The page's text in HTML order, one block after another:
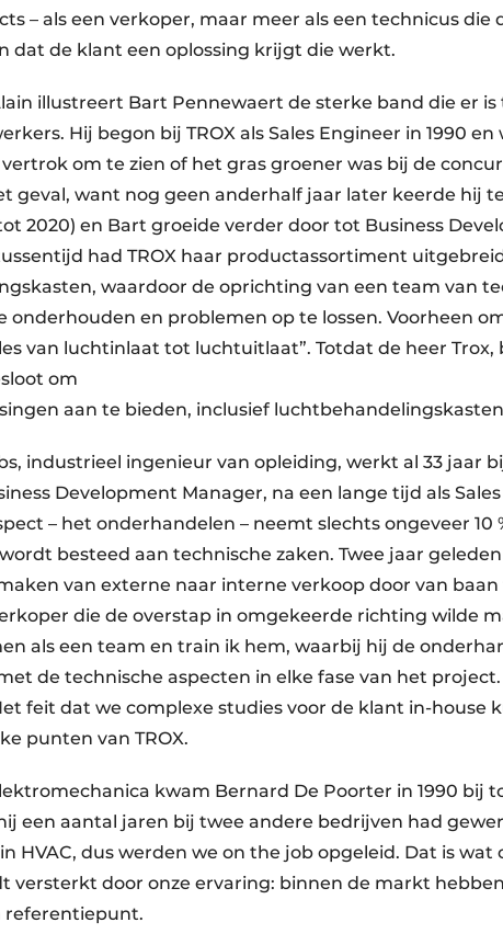
– als een verkoper, maar meer als een technicus die
dat de klant een oplossing krijgt die werkt.
illustreert Bart Pennewaert de sterke band die er is
Hij begon bij TROX als Sales Engineer in 1990 en
om te zien of het gras groener was bij de
geval, want nog geen anderhalf jaar later keerde hij
2020) en Bart groeide verder door tot Business
had TROX haar productassortiment
waardoor de oprichting van een team van
onderhouden en problemen op te lossen. Voorheen
van luchtinlaat tot luchtuitlaat”. Totdat de heer
om
aan te bieden, inclusief
industrieel ingenieur van opleiding, werkt al 33 jaar
Development Manager, na een lange tijd als
– het onderhandelen – neemt slechts ongeveer 10
besteed aan technische zaken. Twee jaar
van externe naar interne verkoop door van
die de overstap in omgekeerde richting wilde
als een team en train ik hem, waarbij hij de
de technische aspecten in elke fase van het
feit dat we complexe studies voor de klant in-house
punten van TROX.
kwam Bernard De Poorter in 1990 bij
een aantal jaren bij twee andere bedrijven had
HVAC, dus werden we on the job opgeleid. Dat is wat
versterkt door onze ervaring: binnen de markt
referentiepunt.